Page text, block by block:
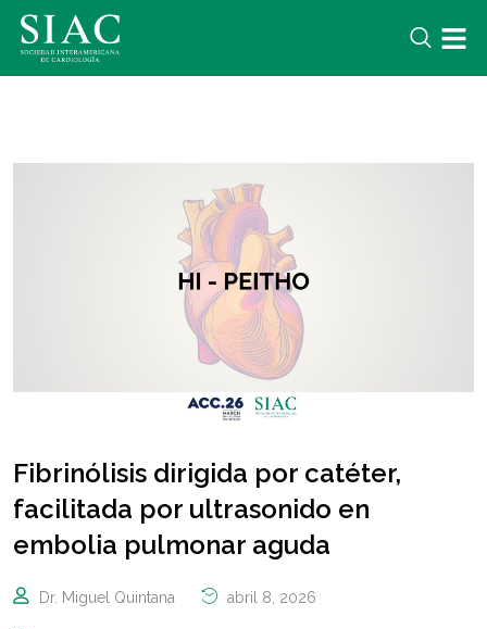
Fibrinólisis dirigida por catéter,
facilitada por ultrasonido en
embolia pulmonar aguda
Dr. Miguel Quintana abril 8, 2026